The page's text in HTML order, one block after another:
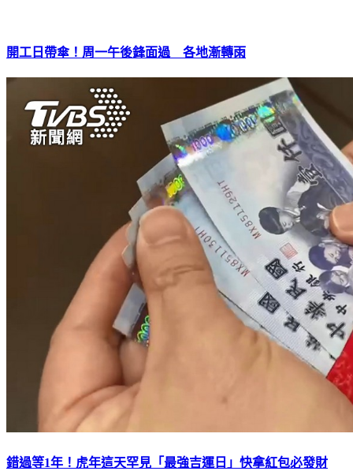
開工日帶傘！周一午後鋒面過 各地漸轉雨
錯過等1年！虎年這天罕見「最強吉運日」快拿紅包必發財